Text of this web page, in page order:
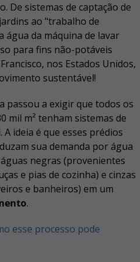
De sistemas de captação de
ao "trabalho de
água da máquina de lavar
para fins não-potáveis
nos Estados Unidos,
sustentável!
passou a exigir que todos os
mil m² tenham sistemas de
ideia é que esses prédios
sua demanda por água
negras (provenientes
e pias de cozinha) e cinzas
e banheiros) em um
.
esse processo pode